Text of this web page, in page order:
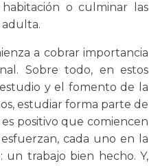
o culminar las
adulta.
a cobrar importancia
Sobre todo, en estos
y el fomento de la
estudiar forma parte de
positivo que comiencen
cada uno en la
un trabajo bien hecho. Y,